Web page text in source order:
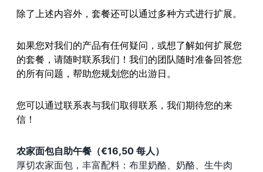
除了上述内容外，套餐还可以通过多种方式进行扩展。
如果您对我们的产品有任何疑问，或想了解如何扩展您
的套餐，请随时联系我们！我们的团队随时准备回答您
的所有问题，帮助您规划您的出游日。
您可以通过联系表与我们取得联系，我们期待您的来
信！
农家面包自助午餐（€16,50 每人）
厚切农家面包，丰富配料：布里奶酪、奶酪、生牛肉